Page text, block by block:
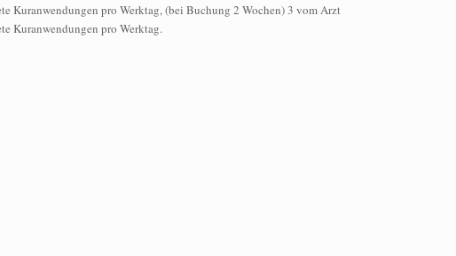
Kuranwendungen pro Werktag, (bei Buchung 2 Wochen) 3 vom Arzt
Kuranwendungen pro Werktag.